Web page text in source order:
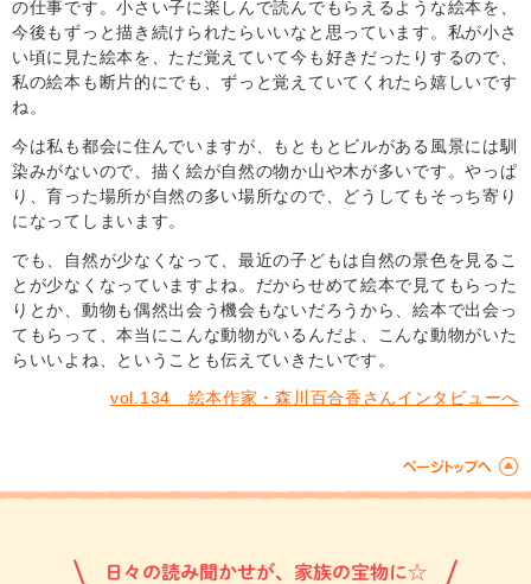
の仕事です。小さい子に楽しんで読んでもらえるような絵本を、
今後もずっと描き続けられたらいいなと思っています。私が小さ
い頃に見た絵本を、ただ覚えていて今も好きだったりするので、
私の絵本も断片的にでも、ずっと覚えていてくれたら嬉しいです
ね。
今は私も都会に住んでいますが、もともとビルがある風景には馴
染みがないので、描く絵が自然の物か山や木が多いです。やっぱ
り、育った場所が自然の多い場所なので、どうしてもそっち寄り
になってしまいます。
でも、自然が少なくなって、最近の子どもは自然の景色を見るこ
とが少なくなっていますよね。だからせめて絵本で見てもらった
りとか、動物も偶然出会う機会もないだろうから、絵本で出会っ
てもらって、本当にこんな動物がいるんだよ、こんな動物がいた
らいいよね、ということも伝えていきたいです。
vol.134 絵本作家・森川百合香さんインタビューへ
日々の読み聞かせが、家族の宝物に☆